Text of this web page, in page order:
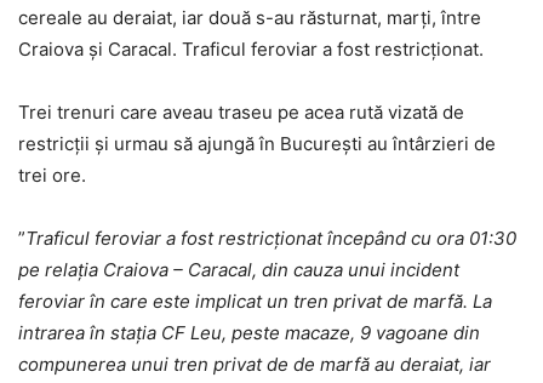
cereale au deraiat, iar două s-au răsturnat, marți, între
Craiova şi Caracal. Traficul feroviar a fost restricţionat.
Trei trenuri care aveau traseu pe acea rută vizată de
restricţii şi urmau să ajungă în București au întârzieri de
trei ore.
”Traficul feroviar a fost restricţionat începând cu ora 01:30
pe relaţia Craiova – Caracal, din cauza unui incident
feroviar în care este implicat un tren privat de marfă. La
intrarea în staţia CF Leu, peste macaze, 9 vagoane din
compunerea unui tren privat de de marfă au deraiat, iar